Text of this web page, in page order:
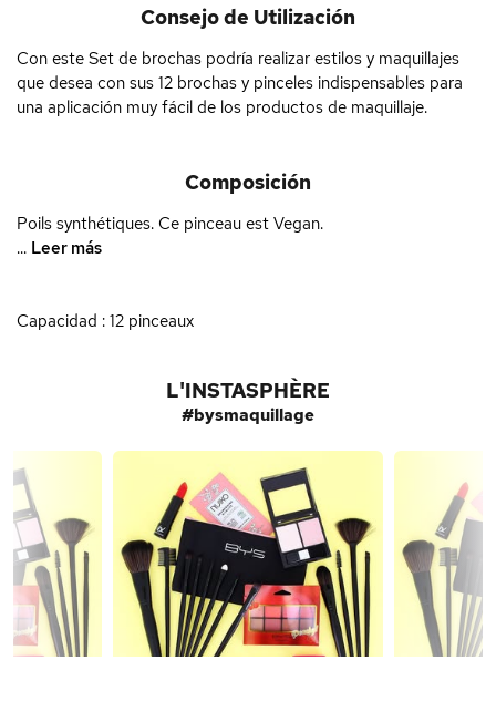
Consejo de Utilización
Con este Set de brochas podría realizar estilos y maquillajes
que desea con sus 12 brochas y pinceles indispensables para
una aplicación muy fácil de los productos de maquillaje.
Composición
Poils synthétiques. Ce pinceau est Vegan.
... Leer más
Capacidad : 12 pinceaux
L'INSTASPHÈRE
#bysmaquillage